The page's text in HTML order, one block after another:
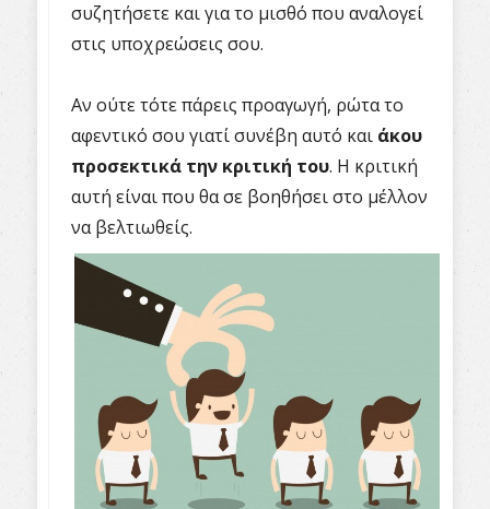
συζητήσετε και για το μισθό που αναλογεί
στις υποχρεώσεις σου.
Αν ούτε τότε πάρεις προαγωγή, ρώτα το
αφεντικό σου γιατί συνέβη αυτό και άκου
προσεκτικά την κριτική του. Η κριτική
αυτή είναι που θα σε βοηθήσει στο μέλλον
να βελτιωθείς.